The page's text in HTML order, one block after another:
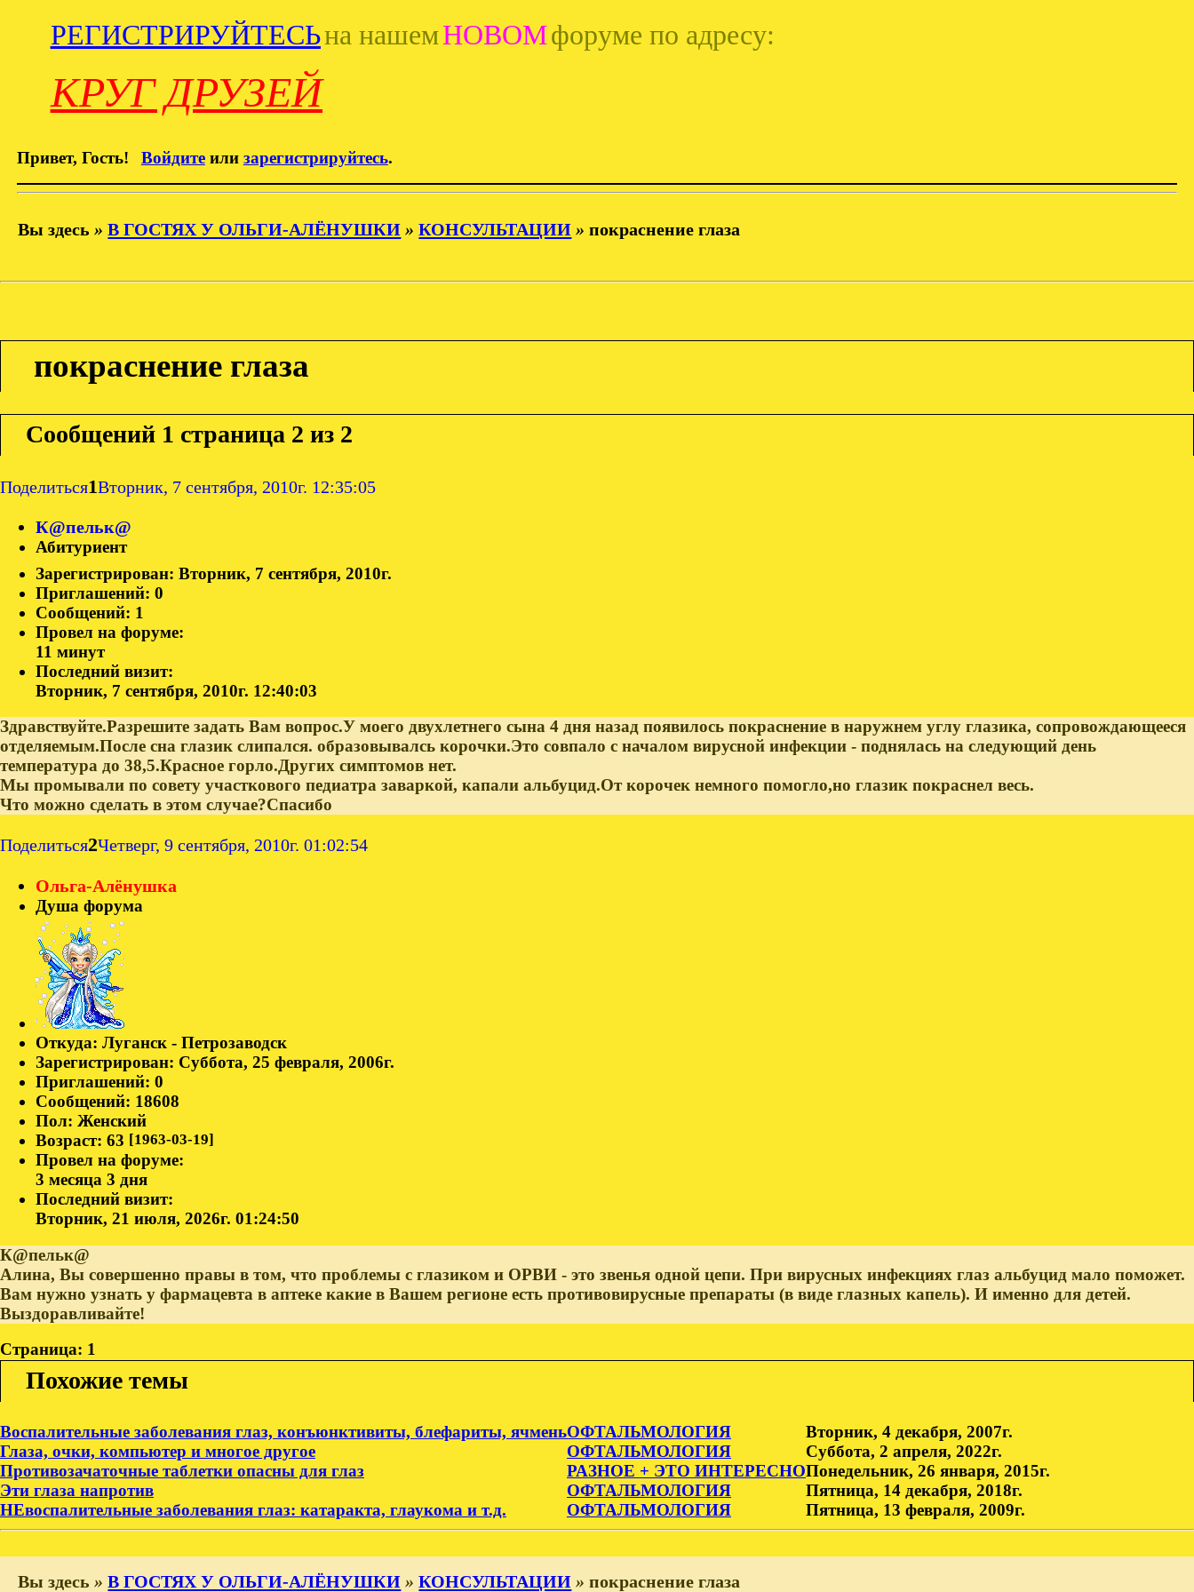
РЕГИСТРИРУЙТЕСЬна нашемНОВОМфоруме по адресу:
КРУГ ДРУЗЕЙ
Привет, Гость! Войдитеили зарегистрируйтесь.
Вы здесь »В ГОСТЯХ У ОЛЬГИ-АЛЁНУШКИ »КОНСУЛЬТАЦИИ »покраснение глаза
покраснение глаза
Сообщений 1 страница 2 из 2
Поделиться1Вторник, 7 сентября, 2010г. 12:35:05
К@пельк@
Абитуриент
Зарегистрирован: Вторник, 7 сентября, 2010г.
Приглашений: 0
Сообщений: 1
Провел на форуме:
11 минут
Последний визит:
Вторник, 7 сентября, 2010г. 12:40:03
Здравствуйте.Разрешите задать Вам вопрос.У моего двухлетнего сына 4 дня назад появилось покраснение в наружнем углу глазика, сопровождающееся
отделяемым.После сна глазик слипался. образовывалсь корочки.Это совпало с началом вирусной инфекции - поднялась на следующий день
температура до 38,5.Красное горло.Других симптомов нет.
Мы промывали по совету участкового педиатра заваркой, капали альбуцид.От корочек немного помогло,но глазик покраснел весь.
Что можно сделать в этом случае?Спасибо
Поделиться2Четверг, 9 сентября, 2010г. 01:02:54
Ольга-Алёнушка
Душа форума
Откуда: Луганск - Петрозаводск
Зарегистрирован: Суббота, 25 февраля, 2006г.
Приглашений: 0
Сообщений: 18608
Пол: Женский
Возраст: 63 [1963-03-19]
Провел на форуме:
3 месяца 3 дня
Последний визит:
Вторник, 21 июля, 2026г. 01:24:50
К@пельк@
Алина, Вы совершенно правы в том, что проблемы с глазиком и ОРВИ - это звенья одной цепи. При вирусных инфекциях глаз альбуцид мало поможет.
Вам нужно узнать у фармацевта в аптеке какие в Вашем регионе есть противовирусные препараты (в виде глазных капель). И именно для детей.
Выздоравливайте!
Страница: 1
Похожие темы
Воспалительные заболевания глаз, конъюнктивиты, блефариты, ячменьОФТАЛЬМОЛОГИЯ
Вторник, 4 декабря, 2007г.
Глаза, очки, компьютер и многое другое
ОФТАЛЬМОЛОГИЯ
Суббота, 2 апреля, 2022г.
Противозачаточные таблетки опасны для глаз
РАЗНОЕ + ЭТО ИНТЕРЕСНОПонедельник, 26 января, 2015г.
Эти глаза напротив
ОФТАЛЬМОЛОГИЯ
Пятница, 14 декабря, 2018г.
НЕвоспалительные заболевания глаз: катаракта, глаукома и т.д.
ОФТАЛЬМОЛОГИЯ Пятница, 13 февраля, 2009г.
Вы здесь »В ГОСТЯХ У ОЛЬГИ-АЛЁНУШКИ »КОНСУЛЬТАЦИИ »покраснение глаза